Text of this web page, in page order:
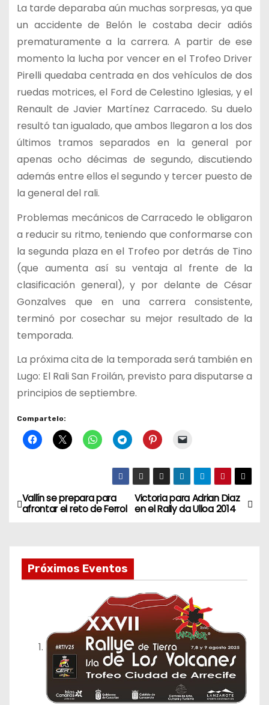
La tarde deparaba aún muchas sorpresas, ya que
un accidente de Belón le costaba decir adiós
prematuramente a la carrera. A partir de ese
momento la lucha por vencer en el Trofeo Driver
Pirelli quedaba centrada en dos vehículos de dos
ruedas motrices, el Ford de Celestino Iglesias, y el
Renault de Javier Martínez Carracedo. Su duelo
resultó tan igualado, que ambos llegaron a los dos
últimos tramos separados en la general por
apenas ocho décimas de segundo, discutiendo
además entre ellos el segundo y tercer puesto de
la general del rali.
Problemas mecánicos de Carracedo le obligaron
a reducir su ritmo, teniendo que conformarse con
la segunda plaza en el Trofeo por detrás de Tino
(que aumenta así su ventaja al frente de la
clasificación general), y por delante de César
Gonzalves que en una carrera consistente,
terminó por cosechar su mejor resultado de la
temporada.
La próxima cita de la temporada será también en
Lugo: El Rali San Froilán, previsto para disputarse a
principios de septiembre.
Compartelo:
N
v
e
Victoria para Adrian Diaz
en el Rally da Ulloa 2014
Vallín se prepara para
afrontar el reto de Ferrol
Próximos Eventos